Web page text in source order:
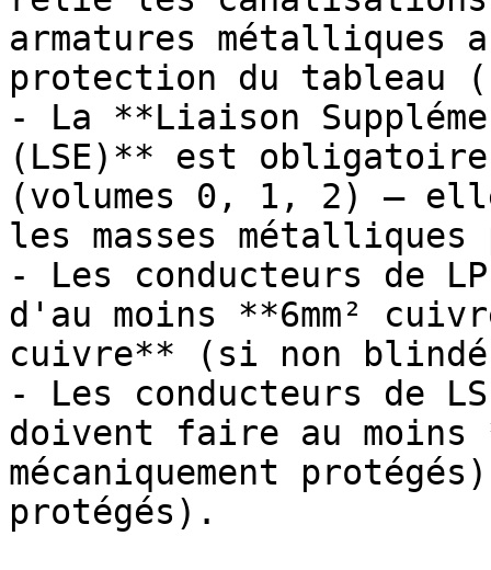
armatures métalliques
protection du tableau
- La **Liaison
(LSE)** est
(volumes 0, 1, 2) —
les masses
- Les conducteurs de
d'au moins **6mm²
cuivre** (si non
- Les conducteurs de
doivent faire au moins
mécaniquement
protégés).